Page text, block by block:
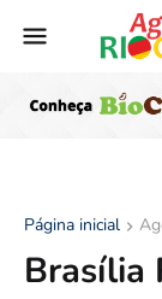
Página inicial
Brasília